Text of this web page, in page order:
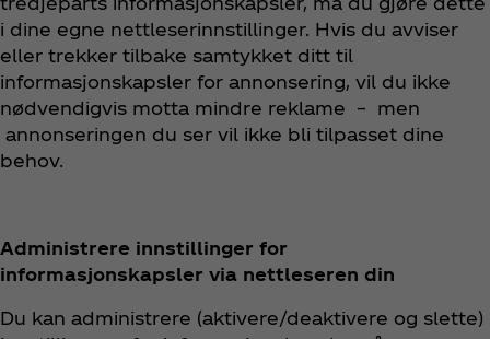
i dine egne nettleserinnstillinger. Hvis du avviser
eller trekker tilbake samtykket ditt til
informasjonskapsler for annonsering, vil du ikke
nødvendigvis motta mindre reklame – men
annonseringen du ser vil ikke bli tilpasset dine
behov.
Administrere innstillinger for
informasjonskapsler via nettleseren din
Du kan administrere (aktivere/deaktivere og slette)